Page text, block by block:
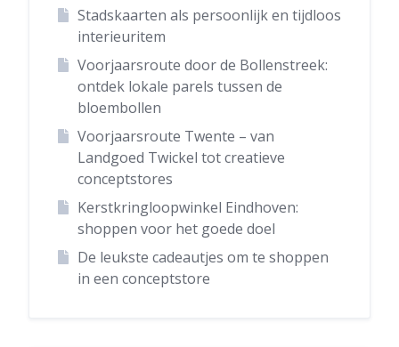
Stadskaarten als persoonlijk en tijdloos
interieuritem
Voorjaarsroute door de Bollenstreek:
ontdek lokale parels tussen de
bloembollen
Voorjaarsroute Twente – van
Landgoed Twickel tot creatieve
conceptstores
Kerstkringloopwinkel Eindhoven:
shoppen voor het goede doel
De leukste cadeautjes om te shoppen
in een conceptstore